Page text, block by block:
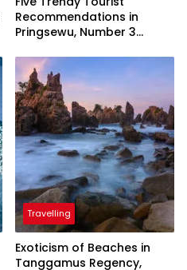
Recommendations in
Pringsewu, Number 3
President
Travelling
Exoticism of Beaches in
Tanggamus Regency,